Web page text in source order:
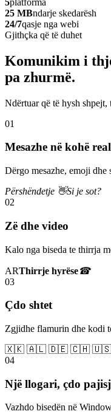
25 MBndarje skedarësh
24/7qasje nga webi
Gjithçka që të duhet
Komunikim i
pa zhurmë.
Ndërtuar që të hysh
01
Mesazhe në kohë
Dërgo mesazhe, emoji dhe
Përshëndetje 👋Si je sot?
02
Zë dhe video
Kalo nga biseda te thirrja
ARThirrje hyrëse☎
03
Çdo shtet
Zgjidhe flamurin dhe kodi
🇽🇰 🇦🇱 🇩🇪 🇨🇭
04
Një llogari, çdo
Vazhdo bisedën në